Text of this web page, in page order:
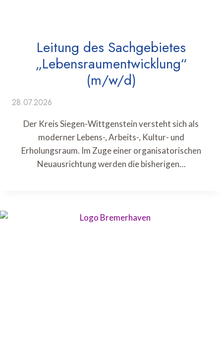
Leitung des Sachgebietes
„Lebensraumentwicklung“
(m/w/d)
28.07.2026
Der Kreis Siegen-Wittgenstein versteht sich als
moderner Lebens-, Arbeits-, Kultur- und
Erholungsraum. Im Zuge einer organisatorischen
Neuausrichtung werden die bisherigen…